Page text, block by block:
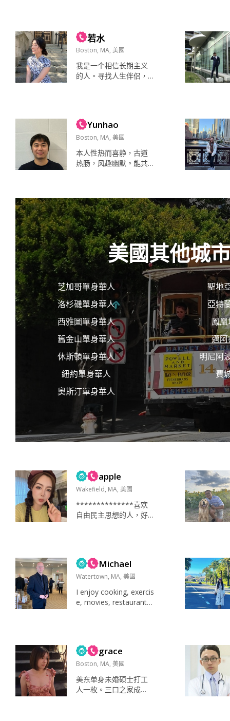
会旅游当然不能错过 休
闲时间会喜欢做料理，
看书听音乐 宅家电影旅
行 空气水地球食物被窝
真诚开朗温柔 慈眉善目
はずかしいなので，言
若水
Boston, MA, 美國
我是一个相信长期主义
的人。寻找人生伴侣，
书、运动，也会认真经
营自己的生活。一顿营
养精心搭配的饭菜，一
束应季的鲜花，一本值
得反复读的书，一场酣
畅的运动，都能让我感
诚的交流。欣赏有格
局、有担当、有家庭观
念的男生。成熟不是...
Yunhao
Boston, MA, 美國
本人性热而喜静，古道
热肠，风趣幽默。能共
漫，情绪稳定，内核坚
硬，实乃居家旅行之良
伴。 看电影。背着相机
包出去压马路。 做好吃
的，吃好吃的，记录生
活！ 相机，镜头，底片
幽默，风趣，可爱 温
柔，善良，理解万岁...
美國其他城
芝加哥單身華人
洛杉磯單身華人
西雅圖單身華人
舊金山單身華人
休斯頓單身華人
紐約單身華人
奧斯汀單身華人
聖地
亞特
鳳
邁
明尼阿
費
apple
Wakefield, MA, 美國
**************喜欢
自由民主思想的人，好
共产党洗脑，爱国不代
表爱这个党，支持台湾
独立，不想让弯弯变成
第二个可怜的香港 发
呆。去博物馆，或二手
店 博物馆 手机💰 大大咧
Michael
Watertown, MA, 美國
I enjoy cooking, exercis
e, movies, restaurants,
vel, Sports, exercise, c
ooking, restaurants, ...
grace
Boston, MA, 美國
美东单身未婚硕士打工
人一枚。三口之家成